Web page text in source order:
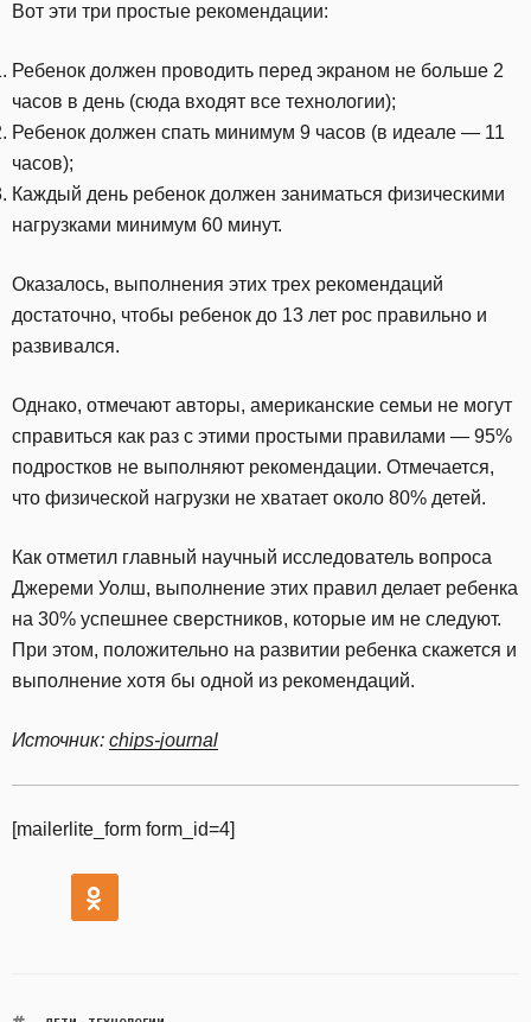
Вот эти три простые рекомендации:
Ребенок должен проводить перед экраном не больше 2
часов в день (сюда входят все технологии);
Ребенок должен спать минимум 9 часов (в идеале — 11
часов);
Каждый день ребенок должен заниматься физическими
нагрузками минимум 60 минут.
Оказалось, выполнения этих трех рекомендаций
достаточно, чтобы ребенок до 13 лет рос правильно и
развивался.
Однако, отмечают авторы, американские семьи не могут
справиться как раз с этими простыми правилами — 95%
подростков не выполняют рекомендации. Отмечается,
что физической нагрузки не хватает около 80% детей.
Как отметил главный научный исследователь вопроса
Джереми Уолш, выполнение этих правил делает ребенка
на 30% успешнее сверстников, которые им не следуют.
При этом, положительно на развитии ребенка скажется и
выполнение хотя бы одной из рекомендаций.
Источник: chips-journal
[mailerlite_form form_id=4]